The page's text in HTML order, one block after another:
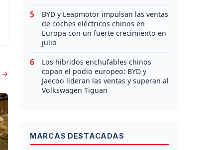
→
5
BYD y Leapmotor impulsan las ventas
de coches eléctricos chinos en
Europa con un fuerte crecimiento en
julio
6
Los híbridos enchufables chinos
copan el podio europeo: BYD y
Jaecoo lideran las ventas y superan al
Volkswagen Tiguan
MARCAS DESTACADAS